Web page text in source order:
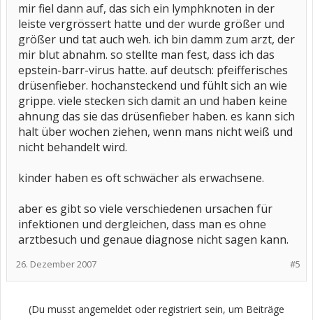
mir fiel dann auf, das sich ein lymphknoten in der
leiste vergrössert hatte und der wurde größer und
größer und tat auch weh. ich bin damm zum arzt, der
mir blut abnahm. so stellte man fest, dass ich das
epstein-barr-virus hatte. auf deutsch: pfeifferisches
drüsenfieber. hochansteckend und fühlt sich an wie
grippe. viele stecken sich damit an und haben keine
ahnung das sie das drüsenfieber haben. es kann sich
halt über wochen ziehen, wenn mans nicht weiß und
nicht behandelt wird.
kinder haben es oft schwächer als erwachsene.
aber es gibt so viele verschiedenen ursachen für
infektionen und dergleichen, dass man es ohne
arztbesuch und genaue diagnose nicht sagen kann.
#5
26. Dezember 2007
(Du musst angemeldet oder registriert sein, um Beiträge